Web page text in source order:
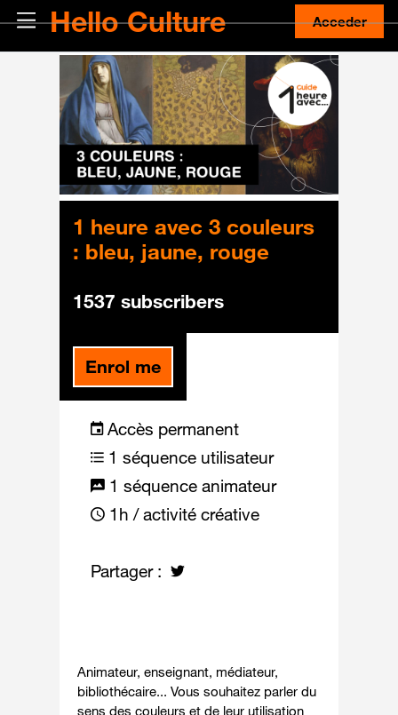
Salta al contenido principal
Panel lateral
Hello Culture Acceder
1 heure avec 3 couleurs
: bleu, jaune, rouge
1537 subscribers
Enrol me
Accès permanent
1 séquence utilisateur
1 séquence animateur
1h / activité créative
Partager :
Animateur, enseignant, médiateur,
bibliothécaire... Vous souhaitez parler du
sens des couleurs et de leur utilisation